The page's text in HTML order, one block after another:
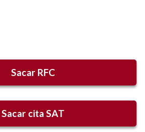
Sacar RFC
Sacar cita SAT